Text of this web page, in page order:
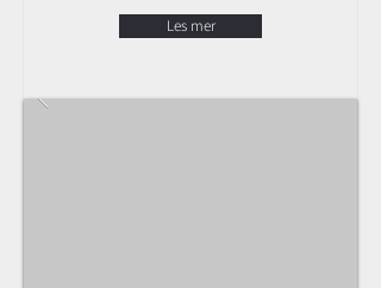
Les mer